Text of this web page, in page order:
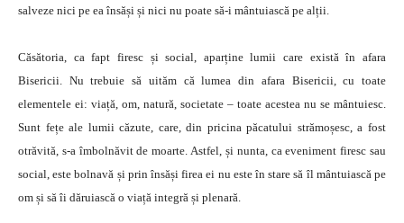
salveze nici pe ea însăși și nici nu poate să-i mântuiască pe alții.
Căsătoria, ca fapt firesc și social, aparține lumii care există în afara
Bisericii. Nu trebuie să uităm că lumea din afara Bisericii, cu toate
elementele ei: viață, om, natură, societate – toate acestea nu se mântuiesc.
Sunt fețe ale lumii căzute, care, din pricina păcatului strămoșesc, a fost
otrăvită, s-a îmbolnăvit de moarte. Astfel, și nunta, ca eveniment firesc sau
social, este bolnavă și prin însăși firea ei nu este în stare să îl mântuiască pe
om și să îi dăruiască o viață integră și plenară.